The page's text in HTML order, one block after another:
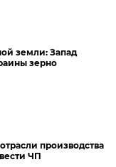
земли: Запад
зерно
производства
ЧП